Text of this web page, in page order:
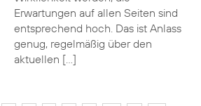
Erwartungen auf allen Seiten sind
entsprechend hoch. Das ist Anlass
genug, regelmäßig über den
aktuellen […]